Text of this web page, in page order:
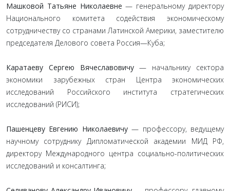
Машковой Татьяне Николаевне — генеральному директору
Национального комитета содействия экономическому
сотрудничеству со странами Латинской Америки, заместителю
председателя Делового совета Россия—Куба;
Каратаеву Сергею Вячеславовичу— начальнику сектора
экономики зарубежных стран Центра экономических
исследований Российского института стратегических
исследований (РИСИ);
Пашенцеву Евгению Николаевичу— профессору, ведущему
научному сотруднику Дипломатической академии МИД РФ,
директору Международного центра социально-политических
исследований и консалтинга;